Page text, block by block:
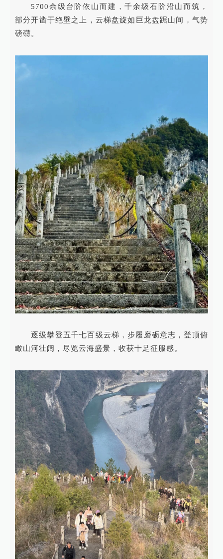
5700余级台阶依山而建，千余级石阶沿山而筑，
部分开凿于绝壁之上，云梯盘旋如巨龙盘踞山间，气势
磅礴。
逐级攀登五千七百级云梯，步履磨砺意志，登顶俯
瞰山河壮阔，尽览云海盛景，收获十足征服感。